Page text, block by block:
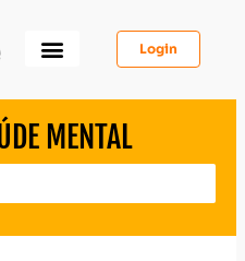
Login
MENTAL